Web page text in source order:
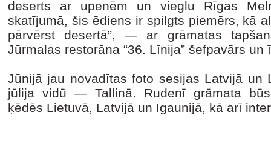
deserts ar upenēm un vieglu Rīgas
skatījumā, šis ēdiens ir spilgts piemērs, kā
pārvērst desertā”, — ar grāmatas
Jūrmalas restorāna “36. Līnija” šefpavārs
Jūnijā jau novadītas foto sesijas Latvijā un
jūlija vidū — Tallinā. Rudenī grāmata
ķēdēs Lietuvā, Latvijā un Igaunijā, kā arī